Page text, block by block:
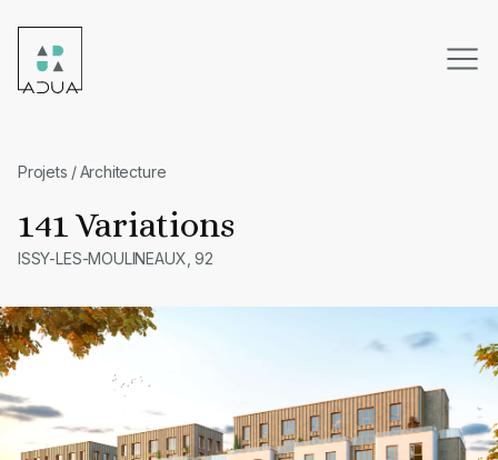
content
Projets / Architecture
141 Variations
ISSY-LES-MOULINEAUX, 92